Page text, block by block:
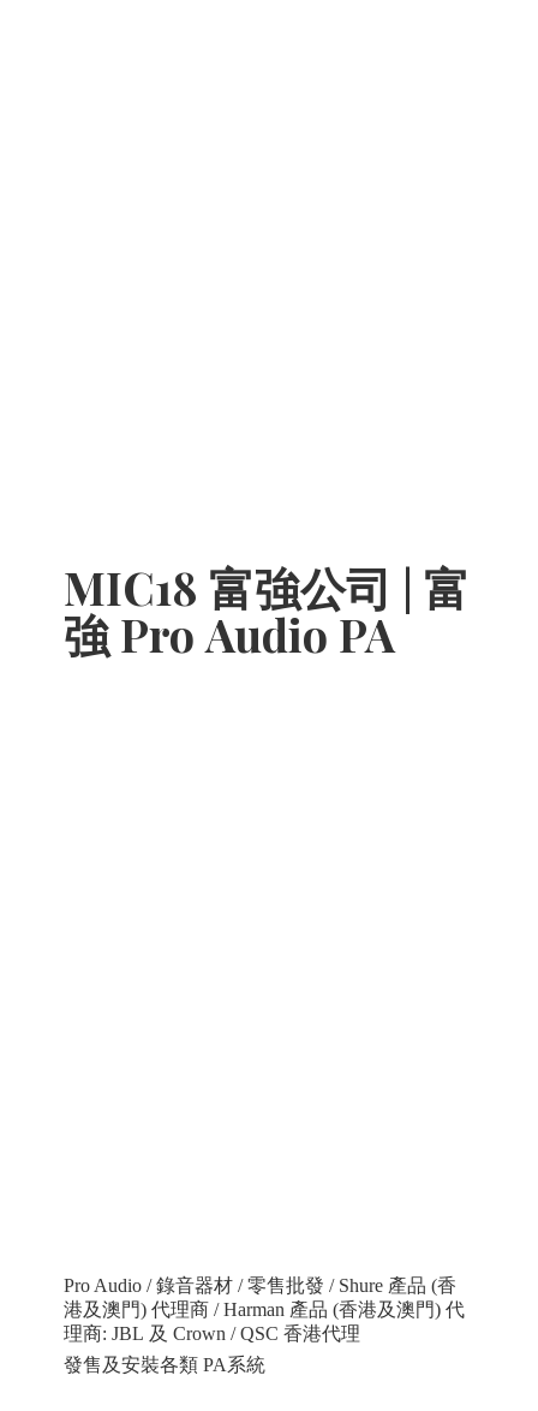
MIC18 富強公司 | 富
強 Pro Audio PA
Pro Audio / 錄音器材 / 零售批發 / Shure 產品 (香
港及澳門) 代理商 / Harman 產品 (香港及澳門) 代
理商: JBL 及 Crown / QSC 香港代理
發售及安裝各類 PA系統